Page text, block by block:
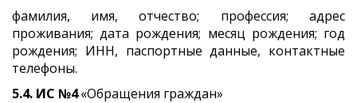
фамилия, имя, отчество; профессия; адрес
проживания; дата рождения; месяц рождения; год
рождения; ИНН, паспортные данные, контактные
телефоны.
5.4. ИС №4«Обращения граждан»